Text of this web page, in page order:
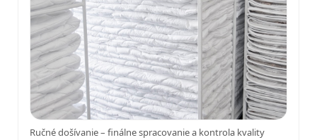
Ručné došívanie – finálne spracovanie a kontrola kvality